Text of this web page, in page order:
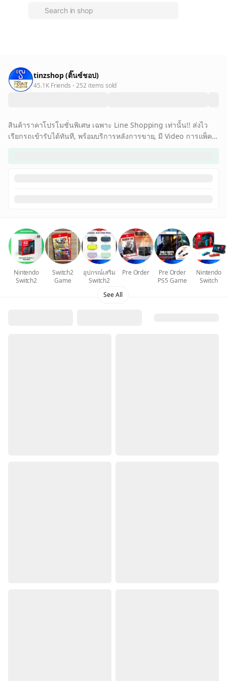
tinzshop (ติ๊นซ์ชอป)
45.1K Friends 252 items sold
สินค้าราคาโปรโมชั่นพิเศษ เฉพาะ Line Shopping เท่านั้น!! ส่งไว
เรียกรถเข้ารับได้ทันที, พร้อมบริการหลังการขาย, มี Video การแพ็ค
Nintendo
Switch2
Switch2
Game
อุปกรณ์เสริม
Switch2
Pre Order
Pre Order
PS5 Game
Nintendo
Switch
See All